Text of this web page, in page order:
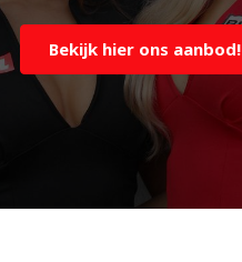
Bekijk hier ons aanbod!